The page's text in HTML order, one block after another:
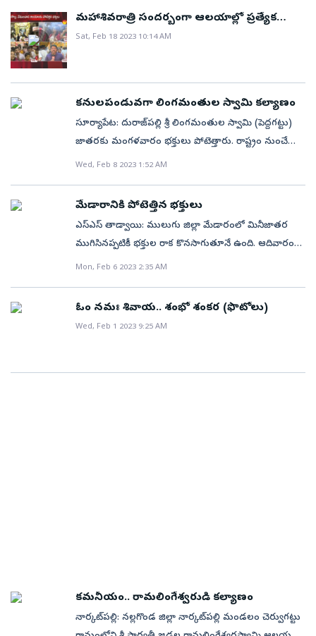
మహాశివరాత్రి సందర్బంగా ఆలయాల్లో ప్రత్యేక
పూజలు
Sat, Feb 18 2023 10:14 AM
కనులపండువగా లింగమంతుల స్వామి కల్యాణం
సూర్యాపేట: దురాజ్‌పల్లి శ్రీ లింగమంతుల స్వామి (పెద్దగట్టు)
జాతరకు మంగళవారం భక్తులు పోటెత్తారు. రాష్ట్రం నుంచే
కాకుండా ఇతర రాష్ట్రాల నుంచి కూడా భక్తులు హాజరై
యాదవ పూజారులు చంద్రపట్నం వేసి భక్తిశ్రద్ధలతో శ్రీ లింగమంతుల
స్వామి, మాణిక్యమ్మల కల్యాణం జరిపించారు. చంద్రపట్నంపై
లింగమంతుల స్వామి వారు ఉన్న పెట్టెను ఉంచి పూజలు
చేశారు. చంద్రపట్నం ముందు మెంతబోయిన, మున్న, బైకాను
వంశస్తులు బియ్యంతో పోలు పోసి తమలపాకులు, పోకలు,
ఖర్జూరాలు ఉంచి స్వామివారి కథలతో కల్యాణ తంతు
నిర్వహించారు. జాతరలో నాలుగో రోజు బుధవారం నెలవారం
కార్యక్రమం నిర్వహించనున్నారు.
Wed, Feb 8 2023 1:52 AM
మేడారానికి పోటెత్తిన భక్తులు
ఎస్‌ఎస్‌ తాడ్వాయి: ములుగు జిల్లా మేడారంలో మినీజాతర
ముగిసినప్పటికీ భక్తుల రాక కొనసాగుతూనే ఉంది. ఆదివారం
1.50 లక్షల మందికిపైగా భక్తులు తరలిరావడంతో అమ్మవార్ల
వనదేవతలను దర్శించుకునేందుకు రాష్ట్రంతోపాటు ఇతర
ప్రాంతాల నుంచి వచ్చిన భక్తులు జంపన్నవాగులో
సమయం పట్టింది. రద్దీని అదుపు చేసేందుకు పోలీసులు
Mon, Feb 6 2023 2:35 AM
ఓం నమః శివాయ.. శంభో శంకర (ఫొటోలు)
Wed, Feb 1 2023 9:25 AM
కమనీయం.. రామలింగేశ్వరుడి కల్యాణం
నార్కట్‌పల్లి: నల్లగొండ జిల్లా నార్కట్‌పల్లి మండలం చెర్వుగట్టు